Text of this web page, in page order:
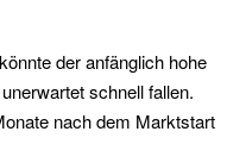
der anfänglich hohe
schnell fallen.
nach dem Marktstart